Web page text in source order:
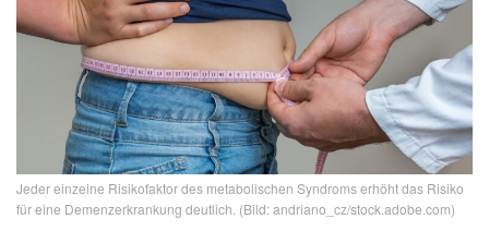
Jeder einzelne Risikofaktor des metabolischen Syndroms erhöht das Risiko
für eine Demenzerkrankung deutlich. (Bild: andriano_cz/stock.adobe.com)